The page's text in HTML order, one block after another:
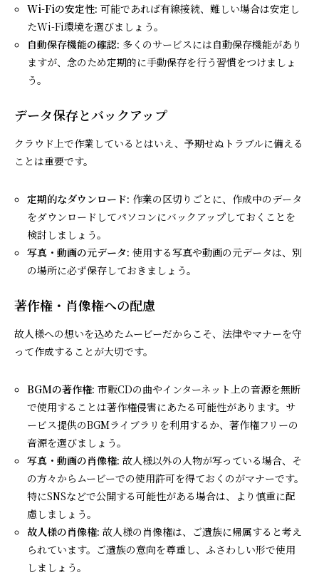
Wi-Fiの安定性: 可能であれば有線接続、難しい場合は安定し
たWi-Fi環境を選びましょう。
自動保存機能の確認: 多くのサービスには自動保存機能があり
ますが、念のため定期的に手動保存を行う習慣をつけましょ
う。
データ保存とバックアップ
クラウド上で作業しているとはいえ、予期せぬトラブルに備える
ことは重要です。
定期的なダウンロード: 作業の区切りごとに、作成中のデータ
をダウンロードしてパソコンにバックアップしておくことを
検討しましょう。
写真・動画の元データ: 使用する写真や動画の元データは、別
の場所に必ず保存しておきましょう。
著作権・肖像権への配慮
故人様への想いを込めたムービーだからこそ、法律やマナーを守
って作成することが大切です。
BGMの著作権: 市販CDの曲やインターネット上の音源を無断
で使用することは著作権侵害にあたる可能性があります。サ
ービス提供のBGMライブラリを利用するか、著作権フリーの
音源を選びましょう。
写真・動画の肖像権: 故人様以外の人物が写っている場合、そ
の方々からムービーでの使用許可を得ておくのがマナーです。
特にSNSなどで公開する可能性がある場合は、より慎重に配
慮しましょう。
故人様の肖像権: 故人様の肖像権は、ご遺族に帰属すると考え
られています。ご遺族の意向を尊重し、ふさわしい形で使用
しましょう。